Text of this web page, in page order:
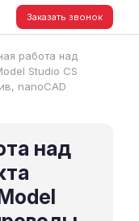
Заказать звонок
работа над
Studio CS
nanoCAD
над